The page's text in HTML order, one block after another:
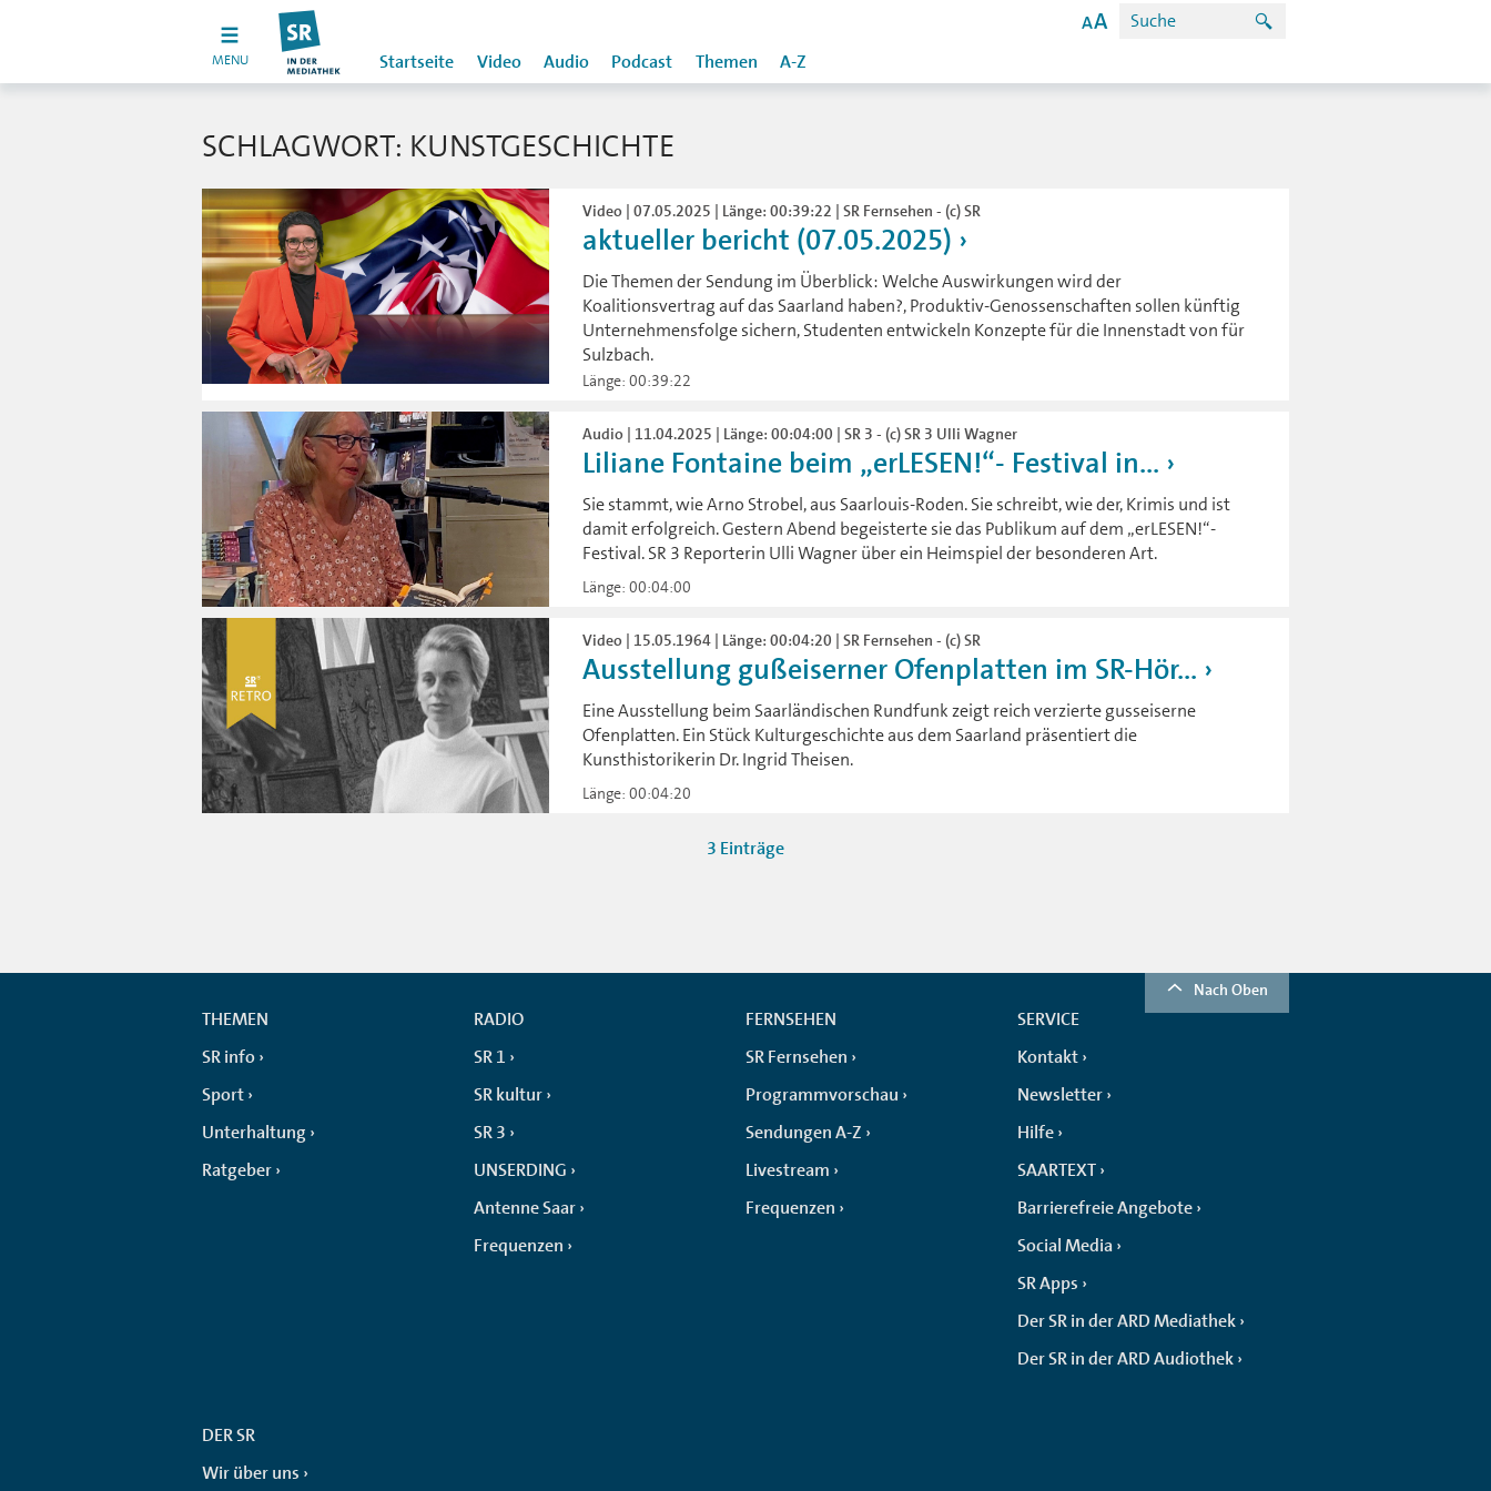
MENU Startseite Video Audio Podcast Themen A-Z
SCHLAGWORT: KUNSTGESCHICHTE
Video | 07.05.2025 | Länge: 00:39:22 | SR Fernsehen - (c) SR
aktueller bericht (07.05.2025)
Die Themen der Sendung im Überblick: Welche Auswirkungen wird der
Koalitionsvertrag auf das Saarland haben?, Produktiv-Genossenschaften sollen künftig
Unternehmensfolge sichern, Studenten entwickeln Konzepte für die Innenstadt von für
Sulzbach.
Länge: 00:39:22
Audio | 11.04.2025 | Länge: 00:04:00 | SR 3 - (c) SR 3 Ulli Wagner
Liliane Fontaine beim „erLESEN!“- Festival in...
Sie stammt, wie Arno Strobel, aus Saarlouis-Roden. Sie schreibt, wie der, Krimis und ist
damit erfolgreich. Gestern Abend begeisterte sie das Publikum auf dem „erLESEN!“-
Festival. SR 3 Reporterin Ulli Wagner über ein Heimspiel der besonderen Art.
Länge: 00:04:00
Video | 15.05.1964 | Länge: 00:04:20 | SR Fernsehen - (c) SR
Ausstellung gußeiserner Ofenplatten im SR-Hör...
Eine Ausstellung beim Saarländischen Rundfunk zeigt reich verzierte gusseiserne
Ofenplatten. Ein Stück Kulturgeschichte aus dem Saarland präsentiert die
Kunsthistorikerin Dr. Ingrid Theisen.
Länge: 00:04:20
3 Einträge
Nach Oben
THEMEN
SR info
Sport
Unterhaltung
Ratgeber
RADIO
SR 1
SR kultur
SR 3
UNSERDING
Antenne Saar
Frequenzen
FERNSEHEN
SR Fernsehen
Programmvorschau
Sendungen A-Z
Livestream
Frequenzen
SERVICE
Kontakt
Newsletter
Hilfe
SAARTEXT
Barrierefreie Angebote
Social Media
SR Apps
Der SR in der ARD Mediathek
Der SR in der ARD Audiothek
DER SR
Wir über uns